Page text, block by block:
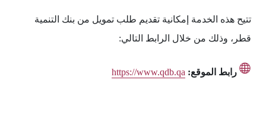
تتيح هذه الخدمة إمكانية تقديم طلب تمويل من بنك التنمية
قطر، وذلك من خلال الرابط التالي:
رابط الموقع: https://www.qdb.qa